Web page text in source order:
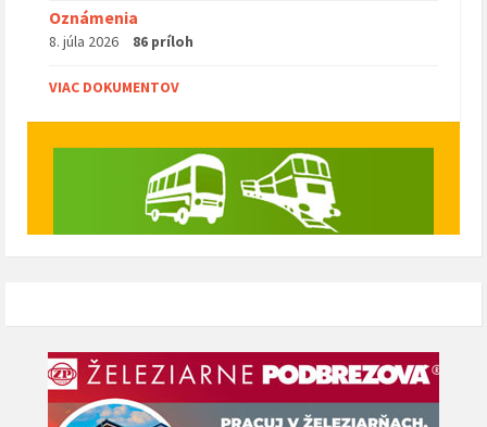
Oznámenia
8. júla 2026 86 príloh
VIAC DOKUMENTOV